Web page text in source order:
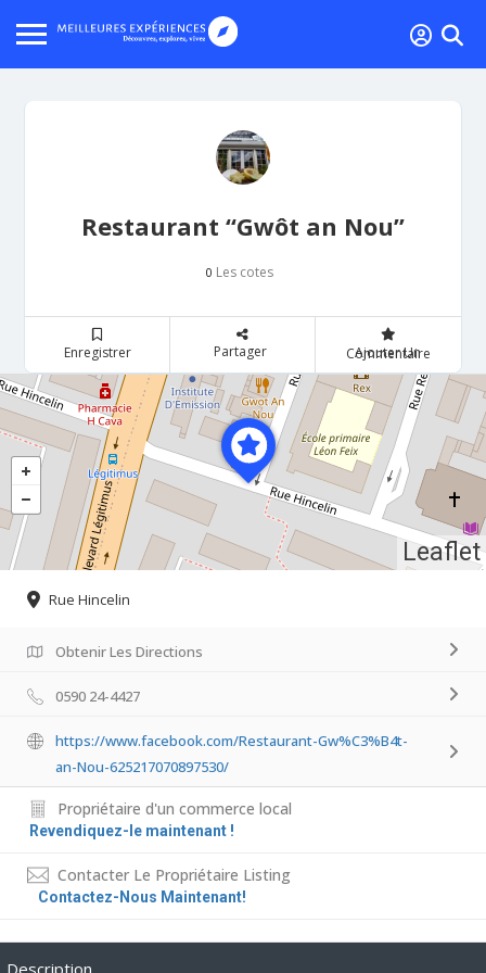
Restaurant “Gwôt an Nou”
0 Les cotes
Enregistrer Partager Ajouter Un Commentaire
Leaflet
Rue Hincelin
Obtenir Les Directions
0590 24-4427
https://www.facebook.com/Restaurant-Gw%C3%B4t-
an-Nou-625217070897530/
Propriétaire d'un commerce local
Revendiquez-le maintenant !
Contacter Le Propriétaire Listing
Contactez-Nous Maintenant!
Description